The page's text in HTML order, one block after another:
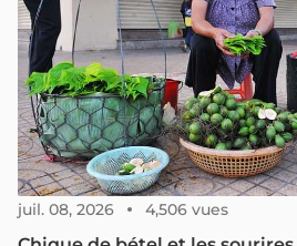
juil. 08, 2026 4,506 vues